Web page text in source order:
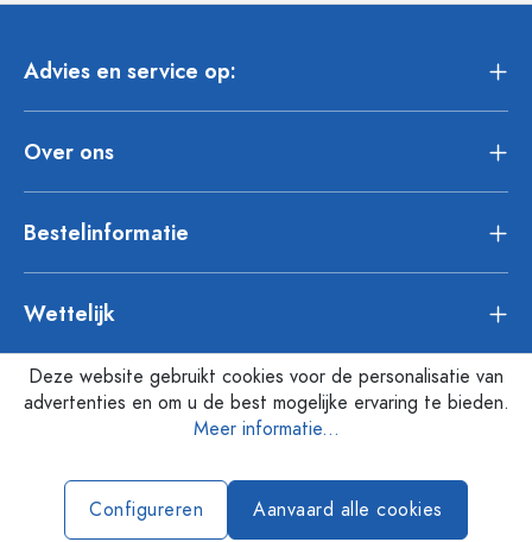
Advies en service op:
Over ons
Bestelinformatie
Wettelijk
Deze website gebruikt cookies voor de personalisatie van
advertenties en om u de best mogelijke ervaring te bieden.
Meer informatie...
Configureren Aanvaard alle cookies